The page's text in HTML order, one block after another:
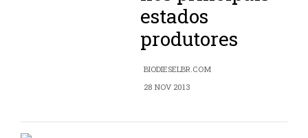
estados
produtores
BIODIESELBR.COM
28 NOV 2013